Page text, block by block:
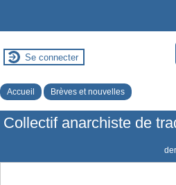
Se connecter
Accueil Brèves et nouvelles
Collectif anarchiste de